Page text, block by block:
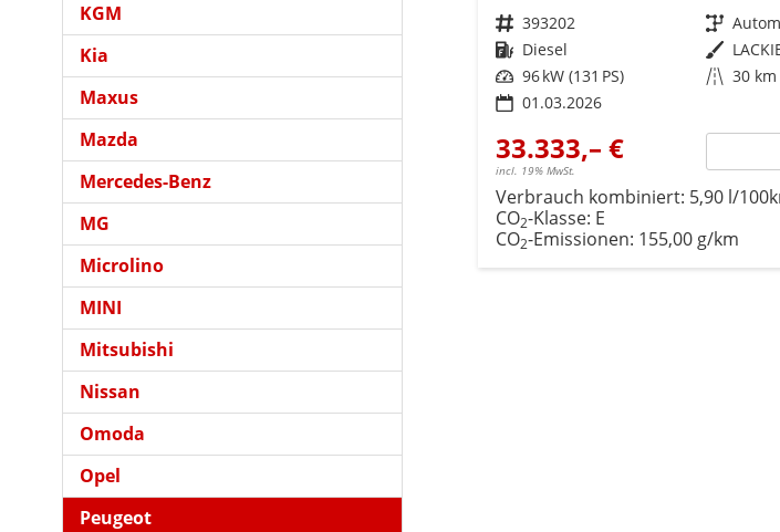
Fahrzeugnr. 393202 Getriebe
Kraftstoff Diesel Außenfarbe
Leistung 96 kW (131 PS) Kilometerstand 30 km
01.03.2026
33.333,– €
incl. 19% MwSt.
Verbrauch kombiniert: 5,90 l/
CO2-Klasse: E
CO2-Emissionen: 155,00 g/km
KGM
Kia
Maxus
Mazda
Mercedes-Benz
MG
Microlino
MINI
Mitsubishi
Nissan
Omoda
Opel
Peugeot